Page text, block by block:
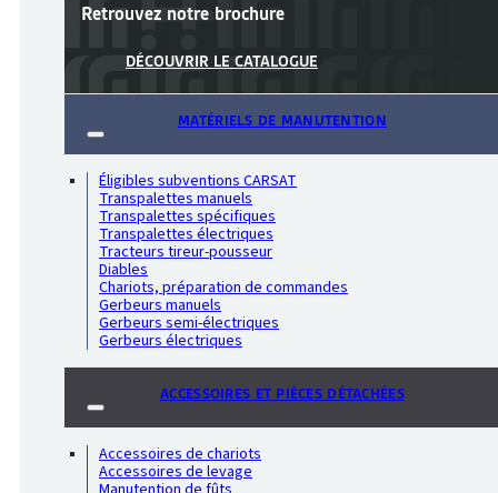
Retrouvez notre brochure
DÉCOUVRIR LE CATALOGUE
MATÉRIELS DE MANUTENTION
Éligibles subventions CARSAT
Transpalettes manuels
Transpalettes spécifiques
Transpalettes électriques
Tracteurs tireur-pousseur
Diables
Chariots, préparation de commandes
Gerbeurs manuels
Gerbeurs semi-électriques
Gerbeurs électriques
ACCESSOIRES ET PIÈCES DÉTACHÉES
Accessoires de chariots
Accessoires de levage